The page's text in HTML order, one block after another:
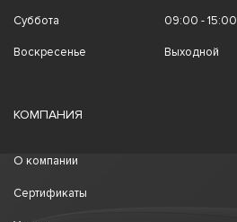
Суббота 09:00 - 15:00
Воскресенье Выходной
КОМПАНИЯ
О компании
Сертификаты